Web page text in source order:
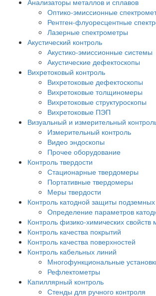
Оптико-эмиссионные
Рентген-флуоресцентные
Лазерные спектрометры
Акустический контроль
Акустико-эмиссионные системы
Акустические дефектоскопы
Вихретоковый контроль
Вихретоковые дефектоскопы
Вихретоковые толщиномеры
Вихретоковые структуроскопы
Вихретоковые ПЭП
Визуальный и измерительный
Измерительный контроль
Видео эндоскопы
Прочее оборудование
Контроль твердости
Стационарные твердомеры
Портативные твердомеры
Меры твердости
Контроль катодной защиты
Определение параметров
Контроль физико-химических свойств
Контроль качества покрытий
Контроль качества поверхностей
Контроль кабельных линий
Многофункциональные
Рефлектометры
Капиллярный контроль
Стенды для ручного контроля